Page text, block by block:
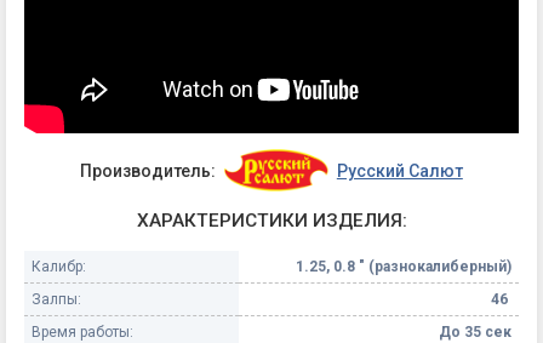
Производитель: Русский Салют
ХАРАКТЕРИСТИКИ ИЗДЕЛИЯ:
Калибр:
1.25, 0.8 " (разнокалиберный)
Залпы:
46
Время работы:
До 35 сек